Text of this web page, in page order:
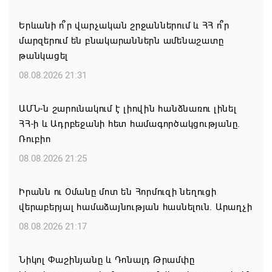
Երևանի ո՞ր վարչական շրջաններում և ՀՀ ո՞ր
մարզերում են բնակարաններն ամենաշատը
թանկացել
08.08.2026 21:31
ԱՄՆ-ն շարունակում է լիովին հանձնառու լինել
ՀՀ-ի և Ադրբեջանի հետ համագործակցությանը.
Ռուբիո
08.08.2026 21:25
Իրանն ու Օմանը մոտ են Հորմուզի նեղուցի
վերաբերյալ համաձայնության հասնելուն. Արաղչի
08.08.2026 21:17
Նիկոլ Փաշինյանը և Դոնալդ Թրամփը